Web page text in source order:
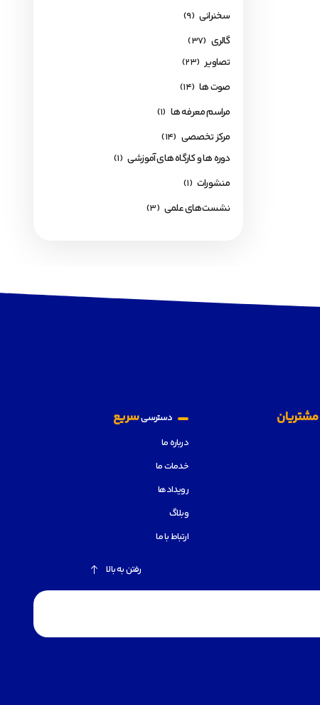
سخنرانی (9)
گالری (37)
تصاویر (23)
صوت ها (14)
مراسم معرفه ها (1)
مرکز تخصصی (14)
دوره ها و کارگاه های آموزشی (1)
منشورات (1)
نشست‌های علمی (3)
مشتریان دسترسیسریع
درباره ما
خدمات ما
رویدادها
وبلاگ
ارتباط با ما
رفتن به بالا